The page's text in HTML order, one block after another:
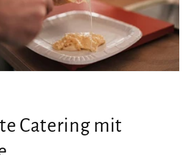
Catering mit